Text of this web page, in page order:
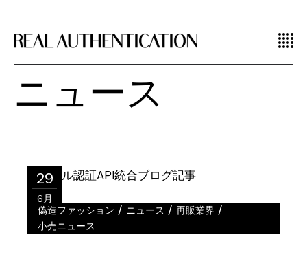
ニュース
29
6月
偽造ファッション / ニュース /再販業界 /
小売ニュース